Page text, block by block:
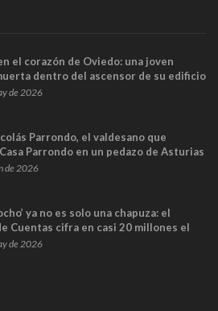
el corazón de Oviedo: una joven
dentro del ascensor de su edificio
captan sus últimos minutos
de 2026
Parrondo, el valdesano que
Parrondo en un pedazo de Asturias
de 2026
ya no es solo una chapuza: el
Cuentas cifra en casi 20 millones el
de los trenes que no cabían por los
de 2026